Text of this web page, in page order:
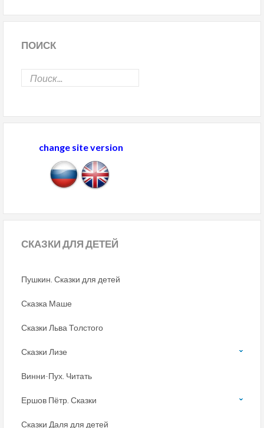
ПОИСК
change site version
СКАЗКИДЛЯ ДЕТЕЙ
Пушкин. Сказки для детей
Сказка Маше
Сказки Льва Толстого
Сказки Лизе
Винни-Пух. Читать
Ершов Пётр. Сказки
Сказки Даля для детей